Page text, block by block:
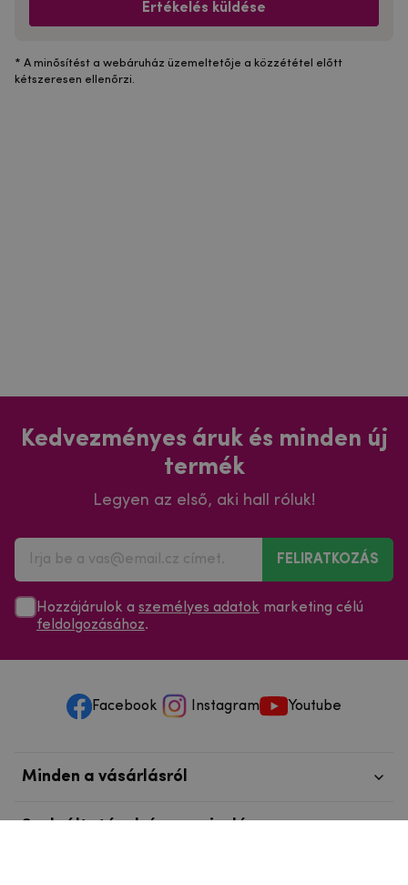
Értékelés küldése
* A minősítést a webáruház üzemeltetője a közzététel előtt
kétszeresen ellenőrzi.
Kedvezményes áruk és minden új
termék
Legyen az első, aki hall róluk!
FELIRATKOZÁS
Hozzájárulok a személyes adatok marketing célú
feldolgozásához.
Facebook Instagram Youtube
Minden a vásárlásról